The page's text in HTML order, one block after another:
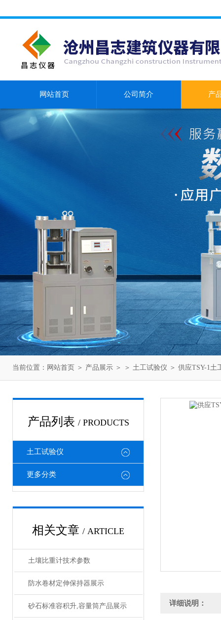
网站首页 公司简介 产
当前位置： 网站首页 ＞ 产品展示 ＞ ＞ 土工试验仪 ＞ 供应TSY-1土
产品列表 / PRODUCTS
土工试验仪
更多分类
相关文章 / ARTICLE
土壤比重计技术参数
防水卷材定伸保持器展示
砂石标准容积升,容量筒产品展示 详细说明：